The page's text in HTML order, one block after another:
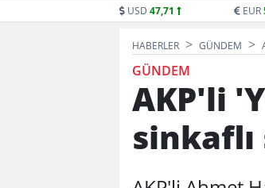
USD 47,71 EUR
HABERLER GÜNDEM
GÜNDEM
AKP'li
sinkaflı